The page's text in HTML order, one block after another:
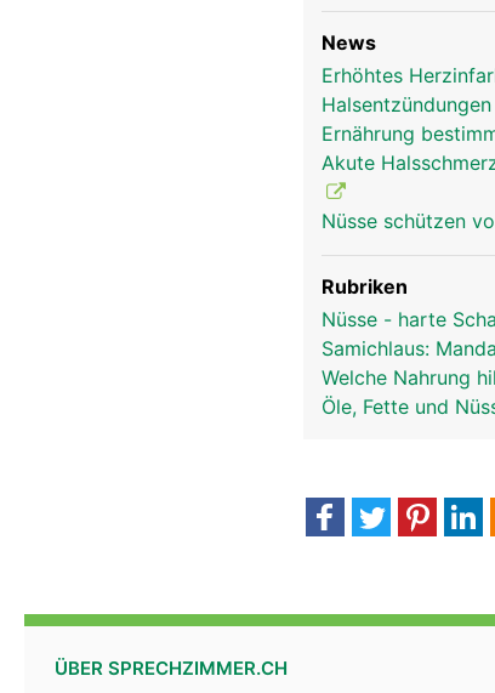
News
Erhöhtes
Ernährung
Akute
Nüsse schützen
Rubriken
Nüsse - harte
Samichlaus:
Welche Nahrung
Öle, Fette und
ÜBER SPRECHZIMMER.CH